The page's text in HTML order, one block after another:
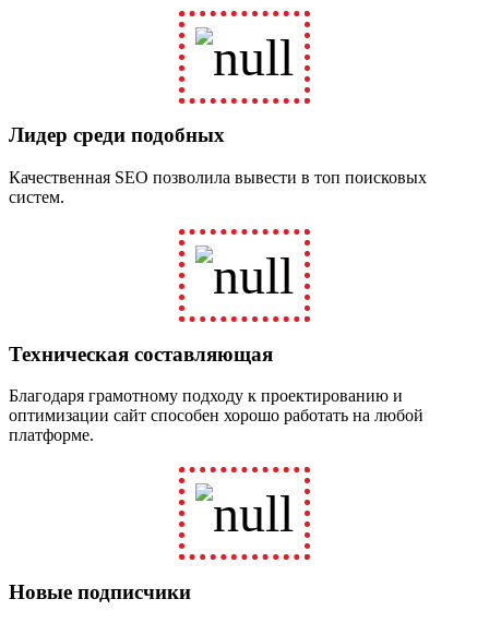
Лидер среди подобных
Качественная SEO позволила вывести в топ поисковых
систем.
Техническая составляющая
Благодаря грамотному подходу к проектированию и
оптимизации сайт способен хорошо работать на любой
платформе.
Новые подписчики